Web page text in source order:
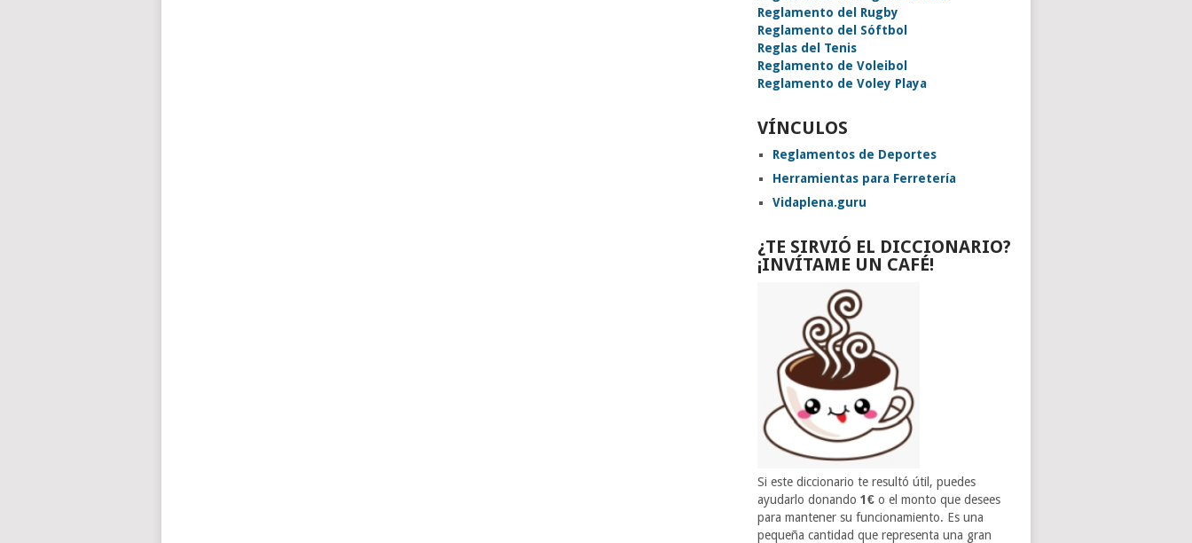
Reglamento del Rugby
Reglamento del Sóftbol
Reglas del Tenis
Reglamento de Voleibol
Reglamento de Voley Playa
VÍNCULOS
Reglamentos de Deportes
Herramientas para Ferretería
Vidaplena.guru
¿TE SIRVIÓ EL DICCIONARIO?
¡INVÍTAME UN CAFÉ!
Si este diccionario te resultó útil, puedes
ayudarlo donando1€ o el monto que desees
para mantener su funcionamiento. Es una
pequeña cantidad que representa una gran